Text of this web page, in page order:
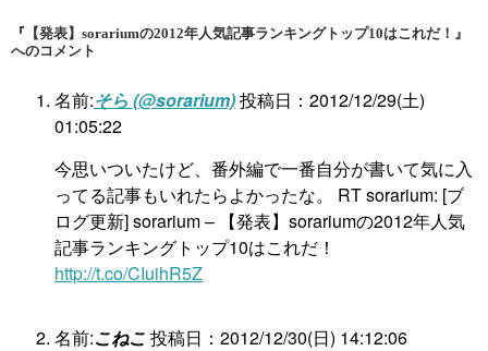
『【発表】sorariumの2012年人気記事ランキングトップ10はこれだ！』
へのコメント
名前:そら (@sorarium)投稿日：2012/12/29(土)
01:05:22
今思いついたけど、番外編で一番自分が書いて気に入
ってる記事もいれたらよかったな。 RT sorarium: [ブ
ログ更新] sorarium – 【発表】sorariumの2012年人気
記事ランキングトップ10はこれだ！
http://t.co/CIuihR5Z
名前:こねこ 投稿日：2012/12/30(日) 14:12:06